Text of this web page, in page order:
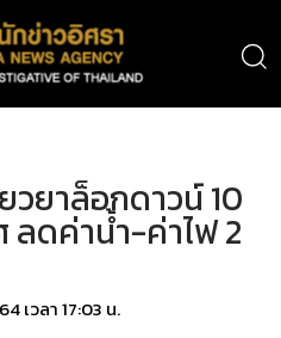
วยาล็อกดาวน์ 10
ลดค่าน้ำ-ค่าไฟ 2
เวลา 17:03 น.